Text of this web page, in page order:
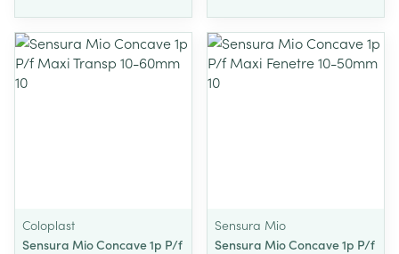
Coloplast
Sensura Mio Concave 1p P/f
Sensura Mio
Sensura Mio Concave 1p P/f